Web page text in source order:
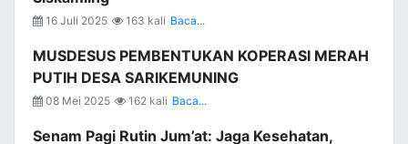
16 Juli 2025 163 kali Baca...
MUSDESUS PEMBENTUKAN KOPERASI MERAH
PUTIH DESA SARIKEMUNING
08 Mei 2025 162 kali Baca...
Senam Pagi Rutin Jum’at: Jaga Kesehatan,